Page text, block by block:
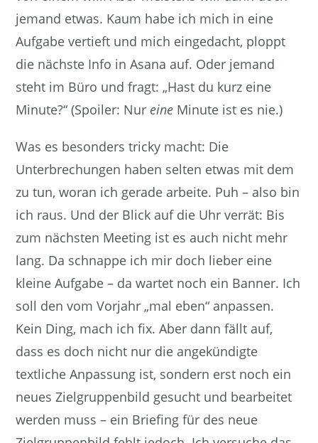
jemand etwas. Kaum habe ich mich in eine
Aufgabe vertieft und mich eingedacht, ploppt
die nächste Info in Asana auf. Oder jemand
steht im Büro und fragt: „Hast du kurz eine
Minute?“ (Spoiler: Nur eine Minute ist es nie.)
Was es besonders tricky macht: Die
Unterbrechungen haben selten etwas mit dem
zu tun, woran ich gerade arbeite. Puh – also bin
ich raus. Und der Blick auf die Uhr verrät: Bis
zum nächsten Meeting ist es auch nicht mehr
lang. Da schnappe ich mir doch lieber eine
kleine Aufgabe – da wartet noch ein Banner. Ich
soll den vom Vorjahr „mal eben“ anpassen.
Kein Ding, mach ich fix. Aber dann fällt auf,
dass es doch nicht nur die angekündigte
textliche Anpassung ist, sondern erst noch ein
neues Zielgruppenbild gesucht und bearbeitet
werden muss – ein Briefing für des neue